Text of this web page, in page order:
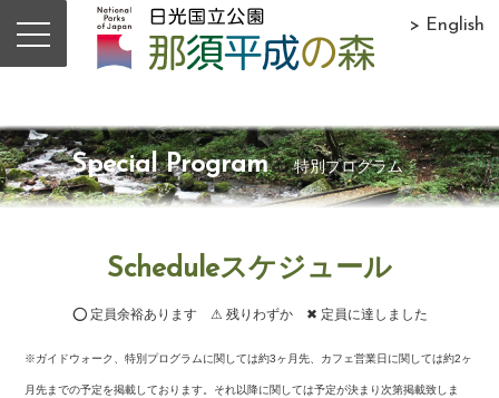
> English
Special Program 特別プログラム
Scheduleスケジュール
⭕ 定員余裕あります ⚠ 残りわずか ✖ 定員に達しました
※ガイドウォーク、特別プログラムに関しては約3ヶ月先、カフェ営業日に関しては約2ヶ
月先までの予定を掲載しております。それ以降に関しては予定が決まり次第掲載致しま